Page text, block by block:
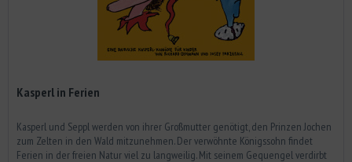
Kasperl in Ferien
Kasperl und Seppl werden von ihrer Großmutter genötigt, den Prinzen Jochen
zum Zelten in den Wald mitzunehmen. Der verwöhnte Königssohn findet
Ferien in der freien Natur viel zu langweilig. Mit seinem Gequengel verdirbt